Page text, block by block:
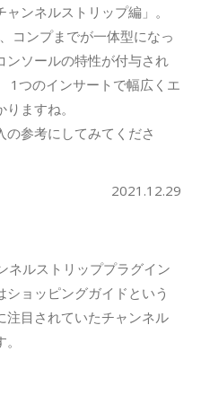
ンネルストリップ編」。
コンプまでが一体型になっ
ンソールの特性が付与され
1つのインサートで幅広くエ
ますね。
参考にしてみてくださ
2021.12.29
ネルストリッププラグイン
ョッピングガイドという
注目されていたチャンネル